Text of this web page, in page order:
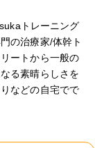
トレーニング
の治療家/体幹ト
ートから一般の
る素晴らしさを
などの自宅でで